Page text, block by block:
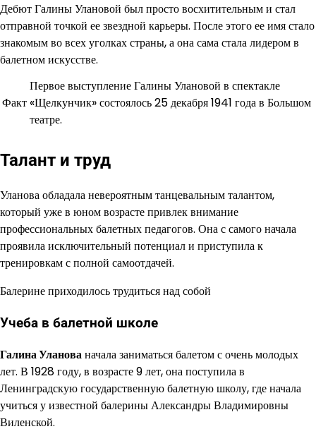
Дебют Галины Улановой был просто восхитительным и стал
отправной точкой ее звездной карьеры. После этого ее имя стало
знакомым во всех уголках страны, а она сама стала лидером в
балетном искусстве.
Факт
Первое выступление Галины Улановой в спектакле
«Щелкунчик» состоялось 25 декабря 1941 года в Большом
театре.
Талант и труд
Уланова обладала невероятным танцевальным талантом,
который уже в юном возрасте привлек внимание
профессиональных балетных педагогов. Она с самого начала
проявила исключительный потенциал и приступила к
тренировкам с полной самоотдачей.
Балерине приходилось трудиться над собой
Учеба в балетной школе
Галина Уланованачала заниматься балетом с очень молодых
лет. В 1928 году, в возрасте 9 лет, она поступила в
Ленинградскую государственную балетную школу, где начала
учиться у известной балерины Александры Владимировны
Виленской.